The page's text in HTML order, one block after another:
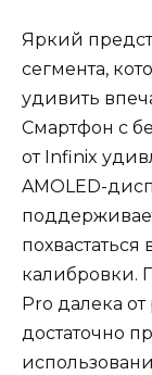
Яркий
сегмента,
удивить
Смартфон с
от Infinix
AMOLED-
калибровки.
Pro далека
достаточно